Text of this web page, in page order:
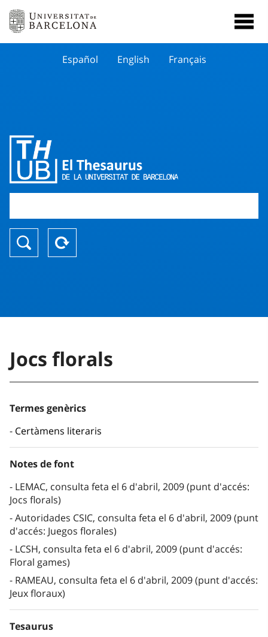
Español English Français
Jocs florals
Termes genèrics
Certàmens literaris
Notes de font
LEMAC, consulta feta el 6 d'abril, 2009 (punt d'accés:
Jocs florals)
Autoridades CSIC, consulta feta el 6 d'abril, 2009 (punt
d'accés: Juegos florales)
LCSH, consulta feta el 6 d'abril, 2009 (punt d'accés:
Floral games)
RAMEAU, consulta feta el 6 d'abril, 2009 (punt d'accés:
Jeux floraux)
Tesaurus